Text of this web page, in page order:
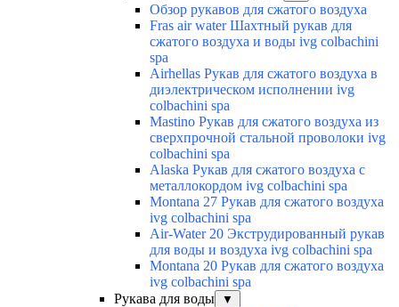
Обзор рукавов для сжатого воздуха
Fras air water Шахтный рукав для
сжатого воздуха и воды ivg colbachini
spa
Airhellas Рукав для сжатого воздуха в
диэлектрическом исполнении ivg
colbachini spa
Mastino Рукав для сжатого воздуха из
сверхпрочной стальной проволоки ivg
colbachini spa
Alaska Рукав для сжатого воздуха с
металлокордом ivg colbachini spa
Montana 27 Рукав для сжатого воздуха
ivg colbachini spa
Air-Water 20 Экструдированный рукав
для воды и воздуха ivg colbachini spa
Montana 20 Рукав для сжатого воздуха
ivg colbachini spa
Рукава для воды
▼